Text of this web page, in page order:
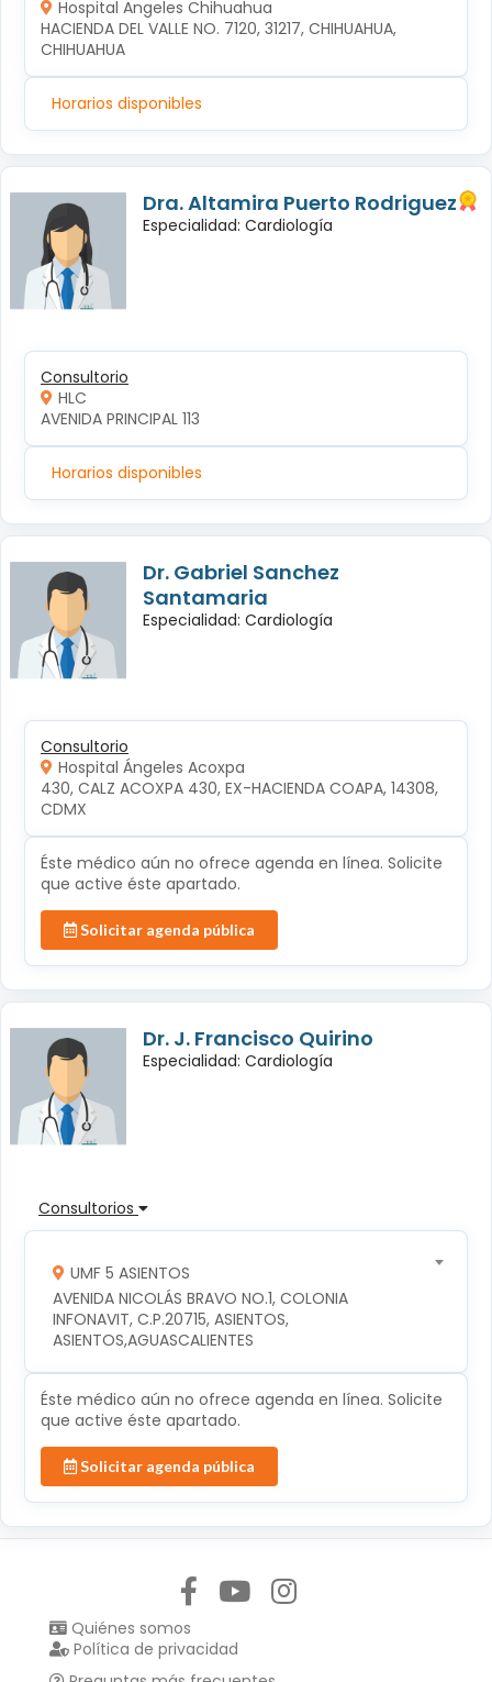
Hospital Angeles Chihuahua
HACIENDA DEL VALLE NO. 7120, 31217, CHIHUAHUA,
CHIHUAHUA
Horarios disponibles
Dra. Altamira Puerto Rodriguez
Especialidad: Cardiología
Consultorio
HLC
AVENIDA PRINCIPAL 113
Horarios disponibles
Dr. Gabriel Sanchez
Santamaria
Especialidad: Cardiología
Consultorio
Hospital Ángeles Acoxpa
430, CALZ ACOXPA 430, EX-HACIENDA COAPA, 14308,
CDMX
Éste médico aún no ofrece agenda en línea. Solicite
que active éste apartado.
Solicitar agenda pública
Dr. J. Francisco Quirino
Especialidad: Cardiología
Consultorios
UMF 5 ASIENTOS
AVENIDA NICOLÁS BRAVO NO.1, COLONIA
INFONAVIT, C.P.20715, ASIENTOS,
ASIENTOS,AGUASCALIENTES
Éste médico aún no ofrece agenda en línea. Solicite
que active éste apartado.
Solicitar agenda pública
Quiénes somos
Política de privacidad